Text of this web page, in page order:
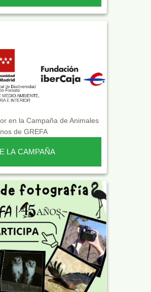
en la Campaña de Animales
de GREFA
LA CAMPAÑA